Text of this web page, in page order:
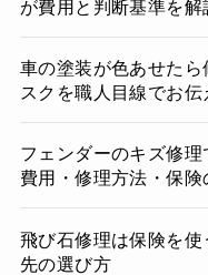
が費用と判断基準を解
車の塗装が色あせた
スクを職人目線でお伝
フェンダーのキズ修
費用・修理方法・保険
飛び石修理は保険を
先の選び方